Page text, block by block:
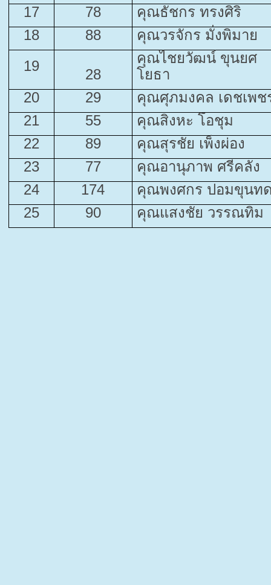
17
78
คุณธัชกร ทรงศิริ
18
88
คุณวรจักร มั่งพิมาย
19
28
คุณไชยวัฒน์ ขุนยศ
โยธา
20
29
คุณศุภมงคล เดชเพช
21
55
คุณสิงหะ โอชุม
22
89
คุณสุรชัย เพ็งผ่อง
23
77
คุณอานุภาพ ศรีคลัง
24
174
คุณพงศกร ปอมขุนท
25
90 คุณแสงชัย วรรณทิม